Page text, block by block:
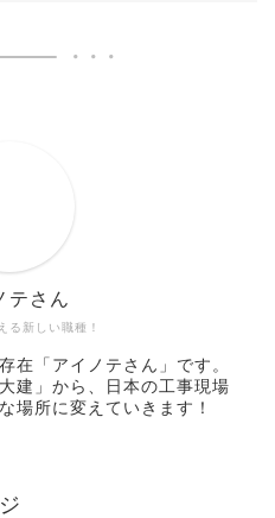
る新しい職種！
テさん
在「アイノテさん」です。
建」から、日本の工事現場
場所に変えていきます！